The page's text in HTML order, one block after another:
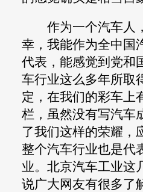
作为一个汽车人
幸，我能作为全中国
代表，能感觉到党和
车行业这么多年所取
定，在我们的彩车上
栏，虽然没有写汽车
了我们这样的荣耀，
整个汽车行业也是代
业。北京汽车工业这
说广大网友有很多了